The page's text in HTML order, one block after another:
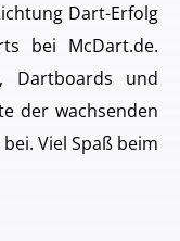
Dart-Erfolg
bei McDart.de.
Dartboards und
der wachsenden
Viel Spaß beim